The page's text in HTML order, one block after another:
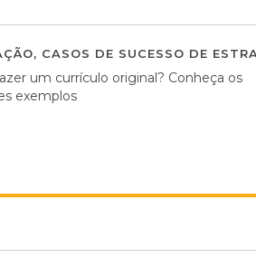
, CASOS DE SUCESSO DE
um currículo original? Conheça os
exemplos